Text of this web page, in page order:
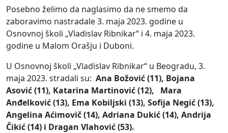
Posebno želimo da naglasimo da ne smemo da
zaboravimo nastradale 3. maja 2023. godine u
Osnovnoj školi „Vladislav Ribnikar“ i 4. maja 2023.
godine u Malom Orašju i Duboni.
U Osnovnoj školi „Vladislav Ribnikar“ u Beogradu, 3.
maja 2023. stradali su: Ana Božović (11), Bojana
Asović (11), Katarina Martinović (12),
Mara
Anđelković (13), Ema Kobiljski (13), Sofija Negić (13),
Angelina Aćimovič (14), Adriana Dukić (14), Andrija
Čikić(14) i Dragan Vlahović (53).